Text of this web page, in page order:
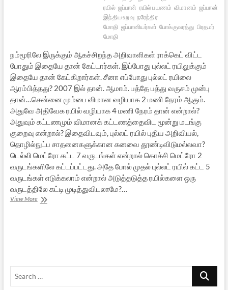
ரயில் ஜப்பான் ரயில் பயணம் விமானம் ஜப்பான்
இந்திய உறவு நரேந்திர
மோதி ஜப்பானியர்கள் போக்குவரத்து பிரதமர்
மோதி
நம்மூரிலே இருக்கும் ஆகச்சிறந்த அறிவாளிகள் ராக்கெட் விட்ட
போதும் இதையே தான் கேட்டார்கள். இப்போது புல்லட் ரயிலுக்கும்
இதையே தான் கேட்கிறார்கள். சீனா எப்போது புல்லட் ரயிலை
ஆரம்பித்தது? 2007 இல் தான். ஆமாம். பத்தே பத்து வருசம் முன்பு
தான்…சென்னை மும்பை விமான வழியாக 2 மணி நேரம் ஆகும்.
அதுவே அதிவேக ரயில் வழியாக 4 மணி நேரம் தான் என்றால்?
அதுவும் கட்டணமும் விமானக் கட்டணத்தைவிட மூன்று மடங்கு
குறைவு என்றால்? இதைவிடவும், புல்லட் ரயில் புதிய அறிவியல்,
தொழில்நுட்ப சாதனைகளுக்கான கனவை தூண்டிவிடுமல்லவா?
டெல்லி மெட்ரோ கட்ட 7 வருடங்கள் என்றால் கொச்சி மெட்ரோ 2
வருடங்களிலே கட்டப்பட்டது. அதே போல் முதல் புல்லட் ரயில் கட்ட 5
வருடங்கள் எடுக்கலாம் என்றால் அடுத்தடுத்த ரயில்களை ஒரு
வருடத்திலே கட்டி முடித்துவிடலாமே?…
View Moreபுல்லட்
Search